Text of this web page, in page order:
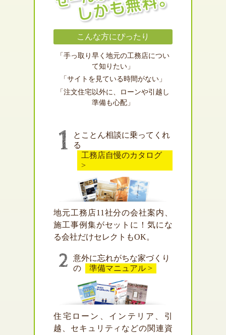
こんな方にぴったり
「手っ取り早く地元の工務店につい
て知りたい」
「サイトを見ている時間がない」
「注文住宅以外に、ローンや引越し
準備も心配」
とことん相談に乗ってくれ
る
工務店自慢のカタログ
>
地元工務店11社分の会社案内、
施工事例集がセットに！気にな
る会社だけセレクトもOK。
意外に忘れがちな家づくり
の
準備マニュアル >
住宅ローン、インテリア、引
越、セキュリティなどの関連資